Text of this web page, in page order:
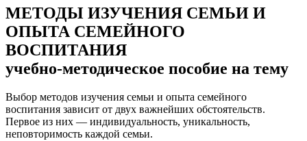
МЕТОДЫ ИЗУЧЕНИЯ СЕМЬИ И
ОПЫТА СЕМЕЙНОГО
ВОСПИТАНИЯ
учебно-методическое пособие на тему
Выбор методов изучения семьи и опыта семейного
воспитания зависит от двух важнейших обстоятельств.
Первое из них — индивиду­альность, уникальность,
неповторимость каждой семьи.